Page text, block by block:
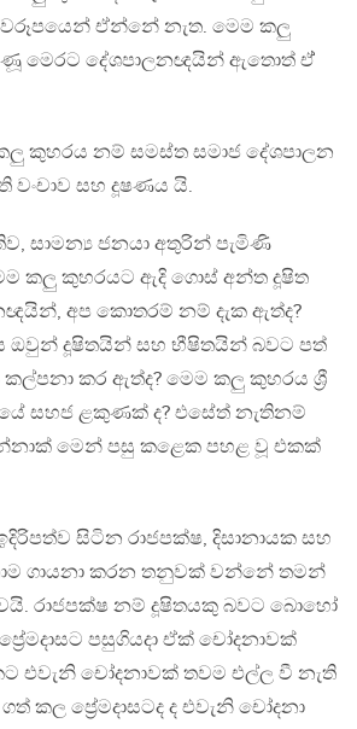
ඒන්නේ නැත. මෙම කලු
මෙරට දේශපාලනඥයින් ඇතොත් ඒ්
කලු කුහරය නම් සමස්ත සමාජ දේශපාලන
වංචාව සහ දූෂණය යි.
සාමන්‍ය ජනයා අතුරින් පැමිණි
කලු කුහරයට ඇදි ගොස් අන්ත දූෂිත
අප කොතරම් නම් දැක ඇත්ද?
ඔවුන් දූෂිතයින් සහ භීෂිතයින් බවට පත්
කර ඇත්ද? මෙම කලු කුහරය ශ්‍රී
සහජ ළකුණක් ද? එසේත් නැතිනම්
මෙන් පසු කළෙක පහළ වූ එකක්
සිටින රාජපක්ෂ, දිසානායක සහ
ගායනා කරන තනුවක් වන්නේ තමන්
රාජපක්ෂ නම් දූෂිතයකු බවට බොහෝ
පසුගියදා ඒක් චෝදනාවක්
එවැනි චෝදනාවක් තවම එල්ල වී නැති
කල ප්‍රේමදාසටද ද එවැනි චෝදනා